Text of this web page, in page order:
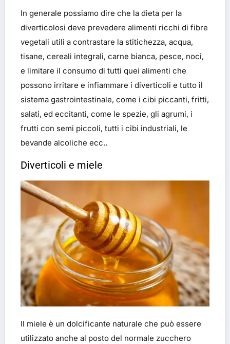
In generale possiamo dire che la dieta per la
diverticolosi deve prevedere alimenti ricchi di fibre
vegetali utili a contrastare la stitichezza, acqua,
tisane, cereali integrali, carne bianca, pesce, noci,
e limitare il consumo di tutti quei alimenti che
possono irritare e infiammare i diverticoli e tutto il
sistema gastrointestinale, come i cibi piccanti, fritti,
salati, ed eccitanti, come le spezie, gli agrumi, i
frutti con semi piccoli, tutti i cibi industriali, le
bevande alcoliche ecc..
Diverticoli e miele
Il miele è un dolcificante naturale che può essere
utilizzato anche al posto del normale zucchero